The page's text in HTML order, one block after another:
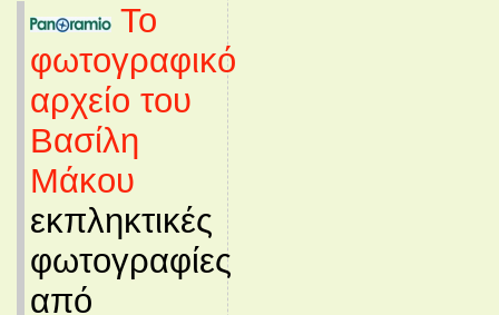
Το
φωτογραφικό
αρχείο του
Βασίλη
Μάκου
εκπληκτικές
φωτογραφίες
από